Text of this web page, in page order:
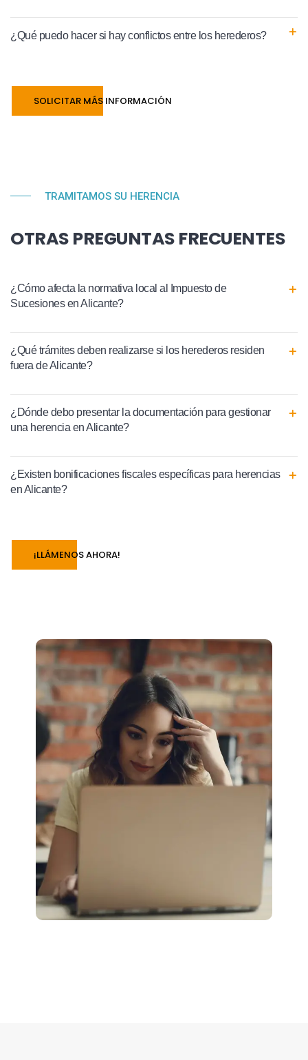
¿Qué puedo hacer si hay conflictos entre los herederos?
SOLICITAR MÁS INFORMACIÓN
TRAMITAMOS SU HERENCIA
OTRAS PREGUNTAS FRECUENTES
¿Cómo afecta la normativa local al Impuesto de
Sucesiones en Alicante?
¿Qué trámites deben realizarse si los herederos residen
fuera de Alicante?
¿Dónde debo presentar la documentación para gestionar
una herencia en Alicante?
¿Existen bonificaciones fiscales específicas para herencias
en Alicante?
¡LLÁMENOS AHORA!